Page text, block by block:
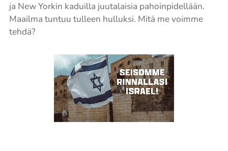
ja New Yorkin kaduilla juutalaisia pahoinpidellään.
Maailma tuntuu tulleen hulluksi. Mitä me voimme
tehdä?